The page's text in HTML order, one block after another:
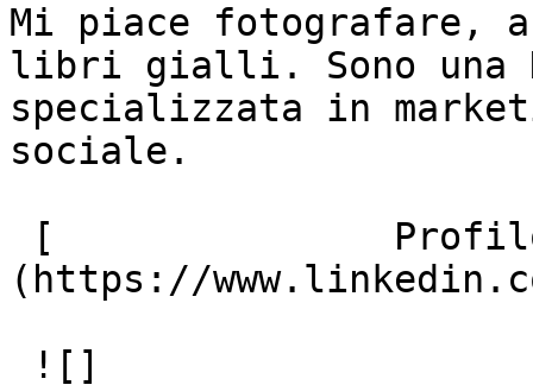
Mi piace fotografare,
libri gialli. Sono una
specializzata in
sociale.
(https://